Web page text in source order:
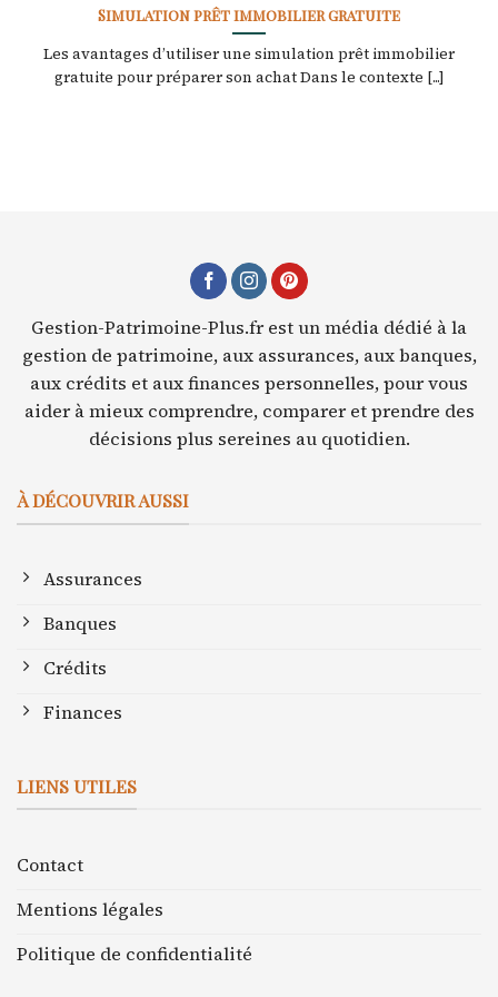
Simulation prêt immobilier gratuite
Les avantages d’utiliser une simulation prêt immobilier
gratuite pour préparer son achat Dans le contexte [...]
Gestion-Patrimoine-Plus.fr est un média dédié à la
gestion de patrimoine, aux assurances, aux banques,
aux crédits et aux finances personnelles, pour vous
aider à mieux comprendre, comparer et prendre des
décisions plus sereines au quotidien.
À DÉCOUVRIR AUSSI
Assurances
Banques
Crédits
Finances
LIENS UTILES
Contact
Mentions légales
Politique de confidentialité